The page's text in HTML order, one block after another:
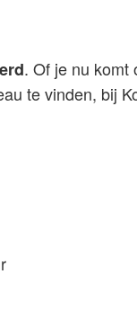
. Of je nu komt
te vinden, bij